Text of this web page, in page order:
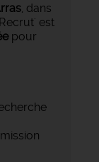
, dans
est
pour